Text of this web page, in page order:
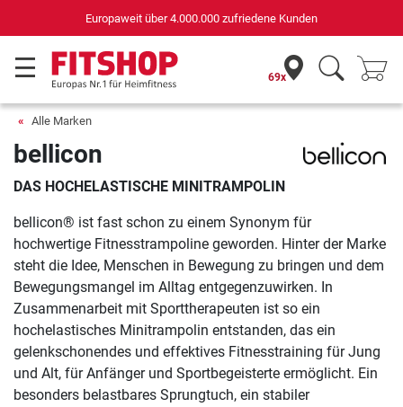
Europaweit über 4.000.000 zufriedene Kunden
69x
Alle Marken
bellicon
DAS HOCHELASTISCHE MINITRAMPOLIN
bellicon® ist fast schon zu einem Synonym für
hochwertige Fitnesstrampoline geworden. Hinter der Marke
steht die Idee, Menschen in Bewegung zu bringen und dem
Bewegungsmangel im Alltag entgegenzuwirken. In
Zusammenarbeit mit Sporttherapeuten ist so ein
hochelastisches Minitrampolin entstanden, das ein
gelenkschonendes und effektives Fitnesstraining für Jung
und Alt, für Anfänger und Sportbegeisterte ermöglicht. Ein
besonders belastbares Sprungtuch, ein stabiler